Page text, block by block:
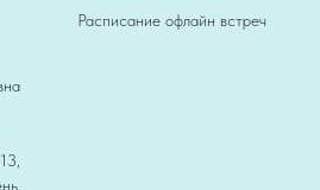
Расписание офлайн встреч